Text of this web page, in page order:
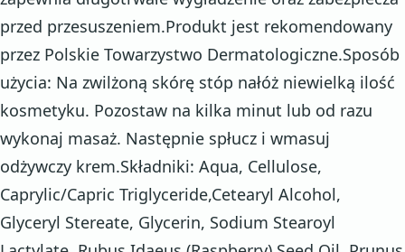
przed przesuszeniem.Produkt jest rekomendowany
przez Polskie Towarzystwo Dermatologiczne.Sposób
użycia: Na zwilżoną skórę stóp nałóż niewielką ilość
kosmetyku. Pozostaw na kilka minut lub od razu
wykonaj masaż. Następnie spłucz i wmasuj
odżywczy krem.Składniki: Aqua, Cellulose,
Caprylic/Capric Triglyceride,Cetearyl Alcohol,
Glyceryl Stereate, Glycerin, Sodium Stearoyl